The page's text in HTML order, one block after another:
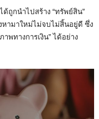
ถูกนำไปสร้าง “ทรัพย์สิน”
ามาใหม่ไม่จบไม่สิ้นอยู่ดี ซึ่ง
พทางการเงิน” ได้อย่าง